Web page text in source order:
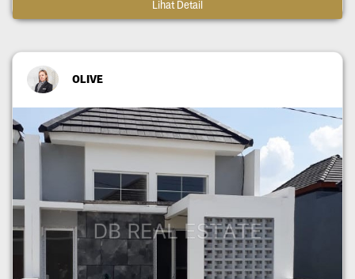
Lihat Detail
OLIVE